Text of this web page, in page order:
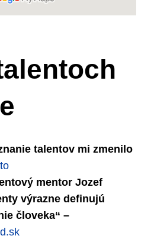
talentov mi zmenilo
mentor Jozef
výrazne definujú
človeka“ –